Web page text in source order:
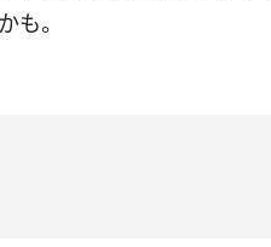
も。